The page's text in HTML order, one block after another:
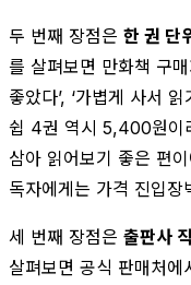
두 번째 장점은 한 권 단
를 살펴보면 만화책 구
좋았다’, ‘가볍게 사서
쉽 4권 역시 5,400원이
삼아 읽어보기 좋은 편
독자에게는 가격 진입
세 번째 장점은 출판사
살펴보면 공식 판매처